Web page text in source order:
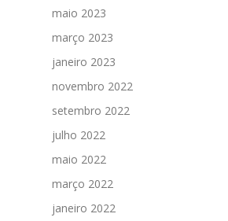
maio 2023
março 2023
janeiro 2023
novembro 2022
setembro 2022
julho 2022
maio 2022
março 2022
janeiro 2022